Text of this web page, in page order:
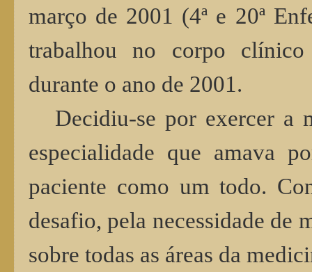
março de 2001 (4ª e 20ª
trabalhou no corpo
durante o ano de 2001.
Decidiu-se por exercer a
especialidade que amava
paciente como um todo.
desafio, pela necessidade de
sobre todas as áreas da